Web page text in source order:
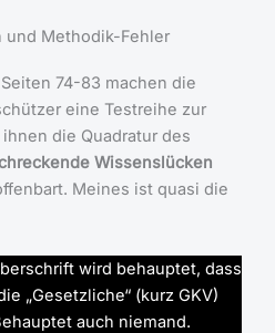
und Methodik-Fehler
74-83 machen die
eine Testreihe zur
die Quadratur des
Wissenslücken
Meines ist quasi die
wird behauptet, dass
„Gesetzliche“ (kurz GKV)
auch niemand.